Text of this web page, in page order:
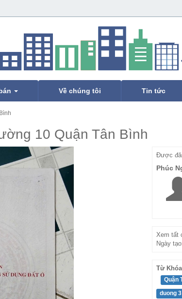
Về chúng tôi Tin tức
10 Quận Tân Bình
Được
Phúc
Xem tất
Ngày
Từ
Quận
duong 3